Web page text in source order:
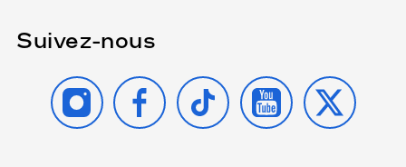
Suivez-nous
INSTAGRAMFACEBOOK
TIKTOK YOUTUBE
X